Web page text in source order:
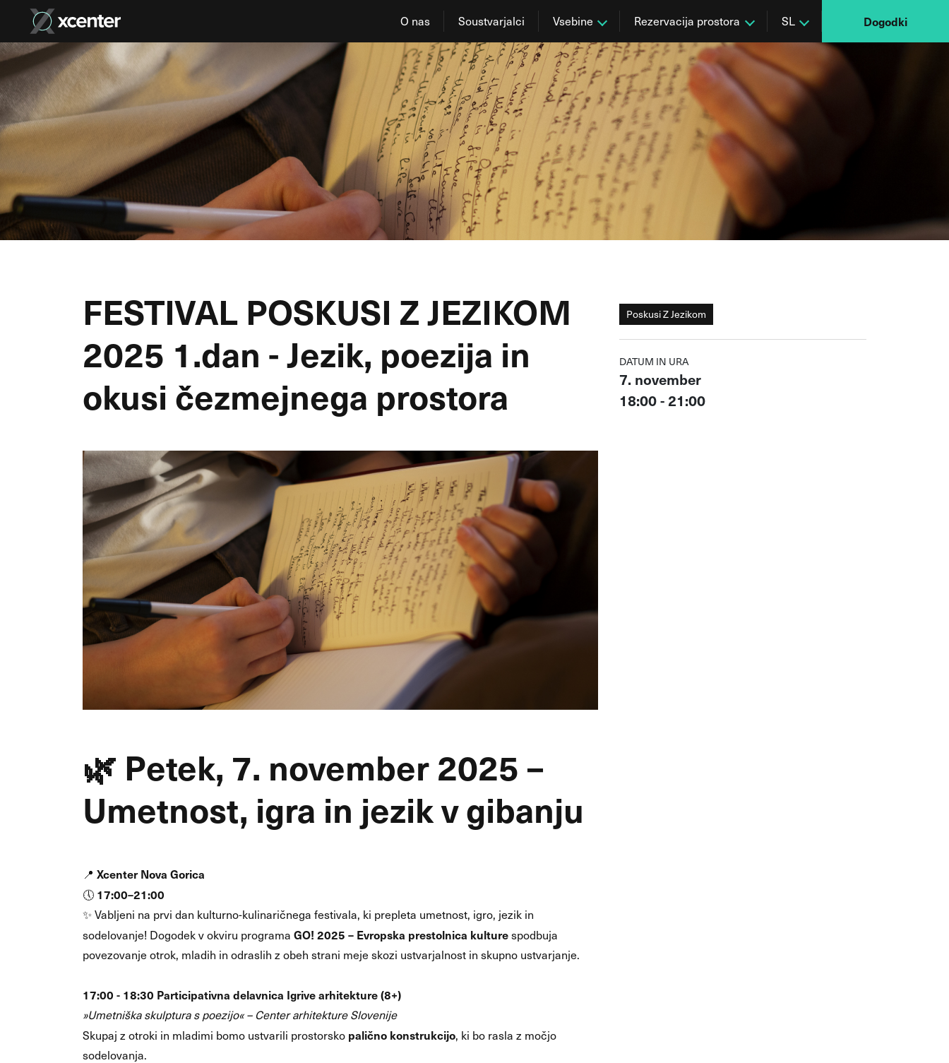
O nas Soustvarjalci Vsebine Rezervacija prostora SL Dogodki
FESTIVAL POSKUSI Z JEZIKOM
2025 1.dan - Jezik, poezija in
okusi čezmejnega prostora
🌿 Petek, 7. november 2025 –
Umetnost, igra in jezik v gibanju
📍 Xcenter Nova Gorica
🕔 17:00–21:00
✨ Vabljeni na prvi dan kulturno-kulinaričnega festivala, ki prepleta umetnost, igro, jezik in
sodelovanje! Dogodek v okviru programa GO! 2025 – Evropska prestolnica kulturespodbuja
povezovanje otrok, mladih in odraslih z obeh strani meje skozi ustvarjalnost in skupno ustvarjanje.
17:00 - 18:30 Participativna delavnica Igrive arhitekture (8+)
»Umetniška skulptura s poezijo« – Center arhitekture Slovenije
Skupaj z otroki in mladimi bomo ustvarili prostorsko palično konstrukcijo, ki bo rasla z močjo
sodelovanja.
Poskusi Z Jezikom
DATUM IN URA
7. november
18:00 - 21:00